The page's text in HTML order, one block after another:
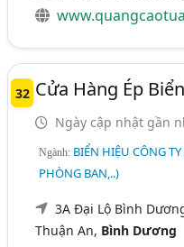
32 Cửa Hàng Ép
Ngày cập nhật gần
Ngành: BIỂN HIỆU CÔNG
PHÒNG BAN,..)
3A Đại Lộ Bình
Thuận An, Bình Dương